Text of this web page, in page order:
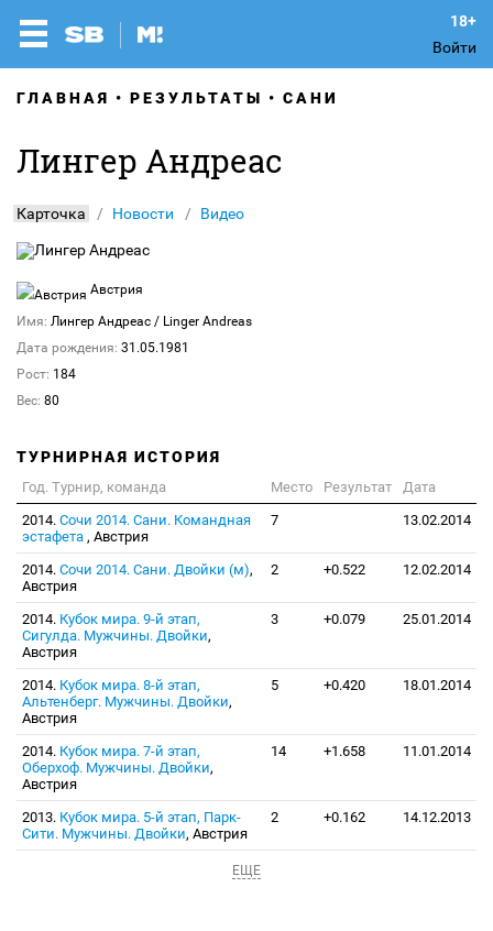
Войти
ГЛАВНАЯ РЕЗУЛЬТАТЫ САНИ
Лингер Андреас
Карточка Новости Видео
Австрия
Имя: Лингер Андреас / Linger Andreas
Дата рождения: 31.05.1981
Рост: 184
Вес: 80
ТУРНИРНАЯ ИСТОРИЯ
Год. Турнир, команда Место Результат
Дата
2014. Сочи 2014. Сани. Командная
эстафета , Австрия
7 13.02.2014
2014. Сочи 2014. Сани. Двойки (м),
Австрия
2 +0.522 12.02.2014
2014. Кубок мира. 9-й этап,
Сигулда. Мужчины. Двойки,
Австрия
3 +0.079 25.01.2014
2014. Кубок мира. 8-й этап,
Альтенберг. Мужчины. Двойки,
Австрия
5 +0.420 18.01.2014
2014. Кубок мира. 7-й этап,
Оберхоф. Мужчины. Двойки,
Австрия
14 +1.658 11.01.2014
2013. Кубок мира. 5-й этап, Парк-
Сити. Мужчины. Двойки, Австрия
2 +0.162 14.12.2013
ЕЩЕ